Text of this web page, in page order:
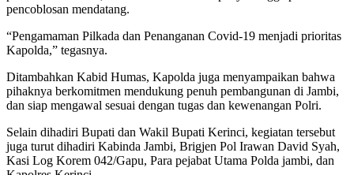
pencoblosan mendatang.
“Pengamaman Pilkada dan Penanganan Covid-19 menjadi prioritas
Kapolda,” tegasnya.
Ditambahkan Kabid Humas, Kapolda juga menyampaikan bahwa
pihaknya berkomitmen mendukung penuh pembangunan di Jambi,
dan siap mengawal sesuai dengan tugas dan kewenangan Polri.
Selain dihadiri Bupati dan Wakil Bupati Kerinci, kegiatan tersebut
juga turut dihadiri Kabinda Jambi, Brigjen Pol Irawan David Syah,
Kasi Log Korem 042/Gapu, Para pejabat Utama Polda jambi, dan